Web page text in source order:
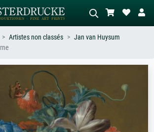
titre ou style –
étoilée,
de Hokusai,
Décrivez la scène – ex. prairie verte,
abstrait avec beaucoup de rouge,
tableau sombre, nu debout près d'un
arbre.
Artistes non classés
Jan van Huysum